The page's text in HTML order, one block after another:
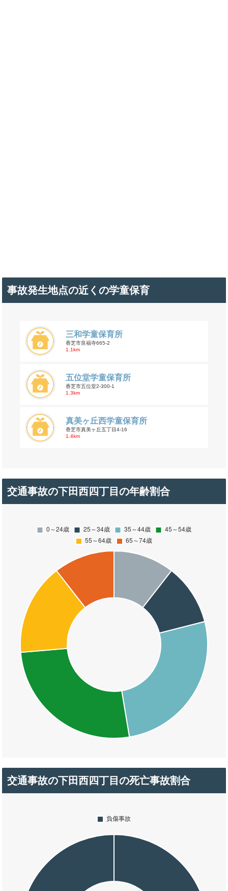
事故発生地点の近くの学童保育
三和学童保育所
香芝市良福寺665-2
1.1km
五位堂学童保育所
香芝市五位堂2-300-1
1.3km
真美ヶ丘西学童保育所
香芝市真美ヶ丘五丁目4-16
1.4km
交通事故の下田西四丁目の年齢割合
交通事故の下田西四丁目の死亡事故割合